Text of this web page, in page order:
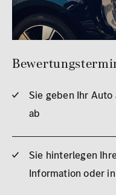
Sie geben Ihr
ab
Sie hinterlegen
Information oder